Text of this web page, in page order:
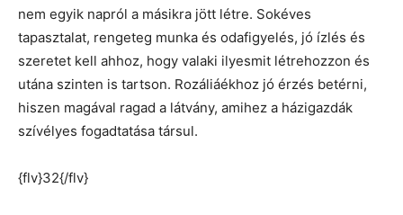
nem egyik napról a másikra jött létre. Sokéves
tapasztalat, rengeteg munka és odafigyelés, jó ízlés és
szeretet kell ahhoz, hogy valaki ilyesmit létrehozzon és
utána szinten is tartson. Rozáliáékhoz jó érzés betérni,
hiszen magával ragad a látvány, amihez a házigazdák
szívélyes fogadtatása társul.
{flv}32{/flv}